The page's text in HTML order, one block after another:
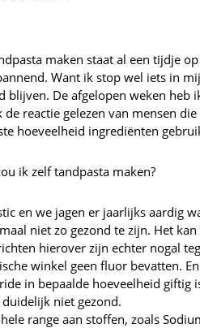
maken staat al een tijdje
Want ik stop wel iets in
De afgelopen weken heb
reactie gelezen van mensen
hoeveelheid ingrediënten
ik zelf tandpasta maken?
en we jagen er jaarlijks aardig
niet zo gezond te zijn. Het kan
hierover zijn echter nogal
winkel geen fluor bevatten.
in bepaalde hoeveelheid giftig
niet gezond.
range aan stoffen, zoals